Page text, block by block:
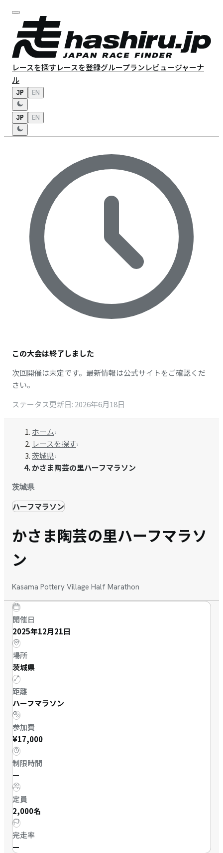
レースを探すレースを登録グループランレビュージャーナ
ル
JP EN
JP EN
この大会は終了しました
次回開催は未定です。最新情報は公式サイトをご確認くだ
さい。
ステータス更新日: 2026年6月18日
ホーム›
レースを探す›
茨城県›
かさま陶芸の里ハーフマラソン
茨城県
ハーフマラソン
かさま陶芸の里ハーフマラソ
ン
Kasama Pottery Village Half Marathon
開催日
2025年12月21日
場所
茨城県
距離
ハーフマラソン
参加費
¥17,000
制限時間
—
定員
2,000名
完走率
—